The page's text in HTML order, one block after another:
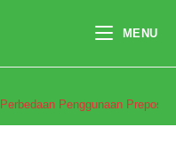
MENU
Perbedaan Penggunaan